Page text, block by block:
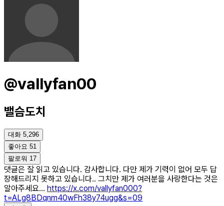
@vallyfan00
밸슴도치
대화 5,296
좋아요 51
팔로워 17
댓글은 잘 읽고 있습니다. 감사합니다. 다만 제가 기력이 없어 모두 답
장해드리지 못하고 있습니다.. 그치만 제가 여러분을 사랑한다는 것은
알아주세요... https://x.com/vallyfan000?
t=ALg8BDqnm40wFh38y74ugg&s=09